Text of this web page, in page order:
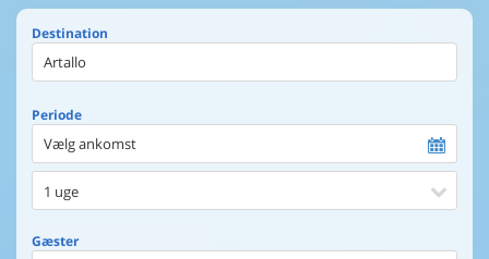
Destination
Periode
Vælg ankomst
1 uge
Gæster